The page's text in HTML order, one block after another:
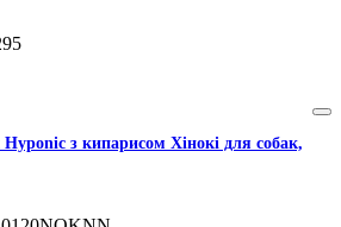
з кипарисом Хінокі для собак,